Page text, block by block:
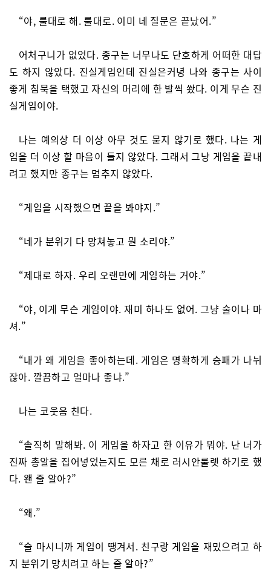
“야, 룰대로 해. 룰대로. 이미 네 질문은 끝났어.”
어처구니가 없었다. 종구는 너무나도 단호하게 어떠한 대답
도 하지 않았다. 진실게임인데 진실은커녕 나와 종구는 사이
좋게 침묵을 택했고 자신의 머리에 한 발씩 쐈다. 이게 무슨 진
실게임이야.
나는 예의상 더 이상 아무 것도 묻지 않기로 했다. 나는 게
임을 더 이상 할 마음이 들지 않았다. 그래서 그냥 게임을 끝내
려고 했지만 종구는 멈추지 않았다.
“게임을 시작했으면 끝을 봐야지.”
“네가 분위기 다 망쳐놓고 뭔 소리야.”
“제대로 하자. 우리 오랜만에 게임하는 거야.”
“야, 이게 무슨 게임이야. 재미 하나도 없어. 그냥 술이나 마
셔.”
“내가 왜 게임을 좋아하는데. 게임은 명확하게 승패가 나뉘
잖아. 깔끔하고 얼마나 좋냐.”
나는 코웃음 친다.
“솔직히 말해봐. 이 게임을 하자고 한 이유가 뭐야. 난 너가
진짜 총알을 집어넣었는지도 모른 채로 러시안룰렛 하기로 했
다. 왠 줄 알아?”
“왜.”
“술 마시니까 게임이 땡겨서. 친구랑 게임을 재밌으려고 하
지 분위기 망치려고 하는 줄 알아?”